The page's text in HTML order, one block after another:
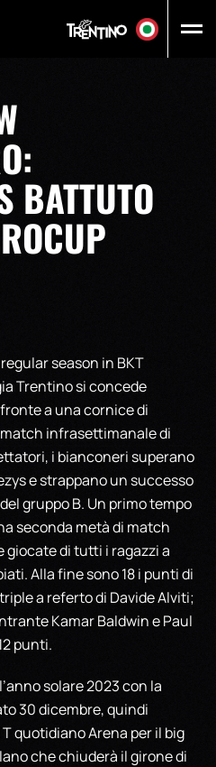
BATTUTO
regular season in BKT
Trentino si concede
a una cornice di
infrasettimanale di
i bianconeri superano
e strappano un successo
gruppo B. Un primo tempo
seconda metà di match
giocate di tutti i ragazzi a
Alla fine sono 18 i punti di
a referto di Davide Alviti;
Kamar Baldwin e Paul
punti.
solare 2023 con la
30 dicembre, quindi
quotidiano Arena per il big
che chiuderà il girone di